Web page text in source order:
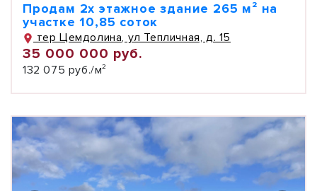
Продам 2х этажное здание 265 м² на
участке 10,85 соток
тер Цемдолина, ул Тепличная, д. 15
35 000 000 руб.
132 075 руб./м²